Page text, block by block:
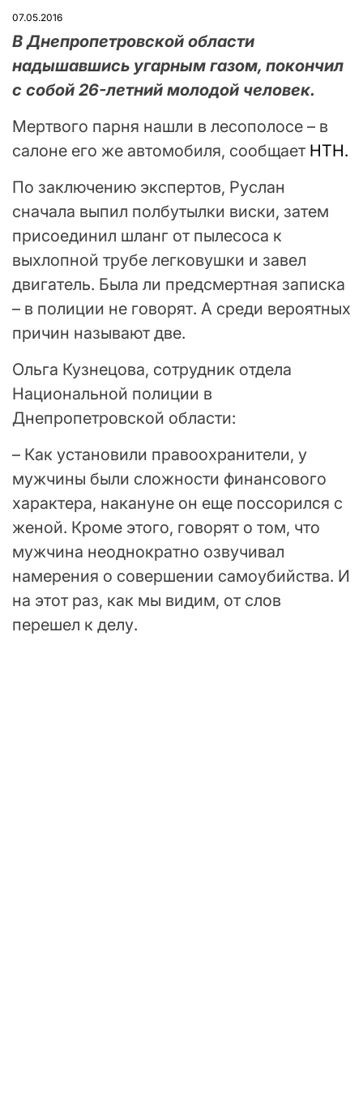
07.05.2016
В Днепропетровской области
надышавшись угарным газом, покончил
с собой 26-летний молодой человек.
Мертвого парня нашли в лесополосе – в
салоне его же автомобиля, сообщает НТН.
По заключению экспертов, Руслан
сначала выпил полбутылки виски, затем
присоединил шланг от пылесоса к
выхлопной трубе легковушки и завел
двигатель. Была ли предсмертная записка
– в полиции не говорят. А среди вероятных
причин называют две.
Ольга Кузнецова, сотрудник отдела
Национальной полиции в
Днепропетровской области:
– Как установили правоохранители, у
мужчины были сложности финансового
характера, накануне он еще поссорился с
женой. Кроме этого, говорят о том, что
мужчина неоднократно озвучивал
намерения о совершении самоубийства. И
на этот раз, как мы видим, от слов
перешел к делу.